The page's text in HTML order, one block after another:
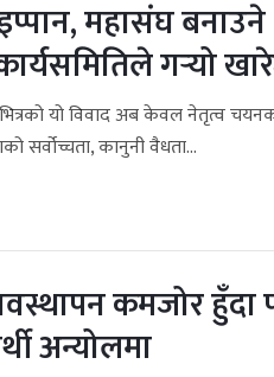
महासंघ बनाउने
गर्‍यो
यो विवाद अब केवल नेतृत्व
कानुनी वैधता...
कमजोर हुँदा
अन्योलमा